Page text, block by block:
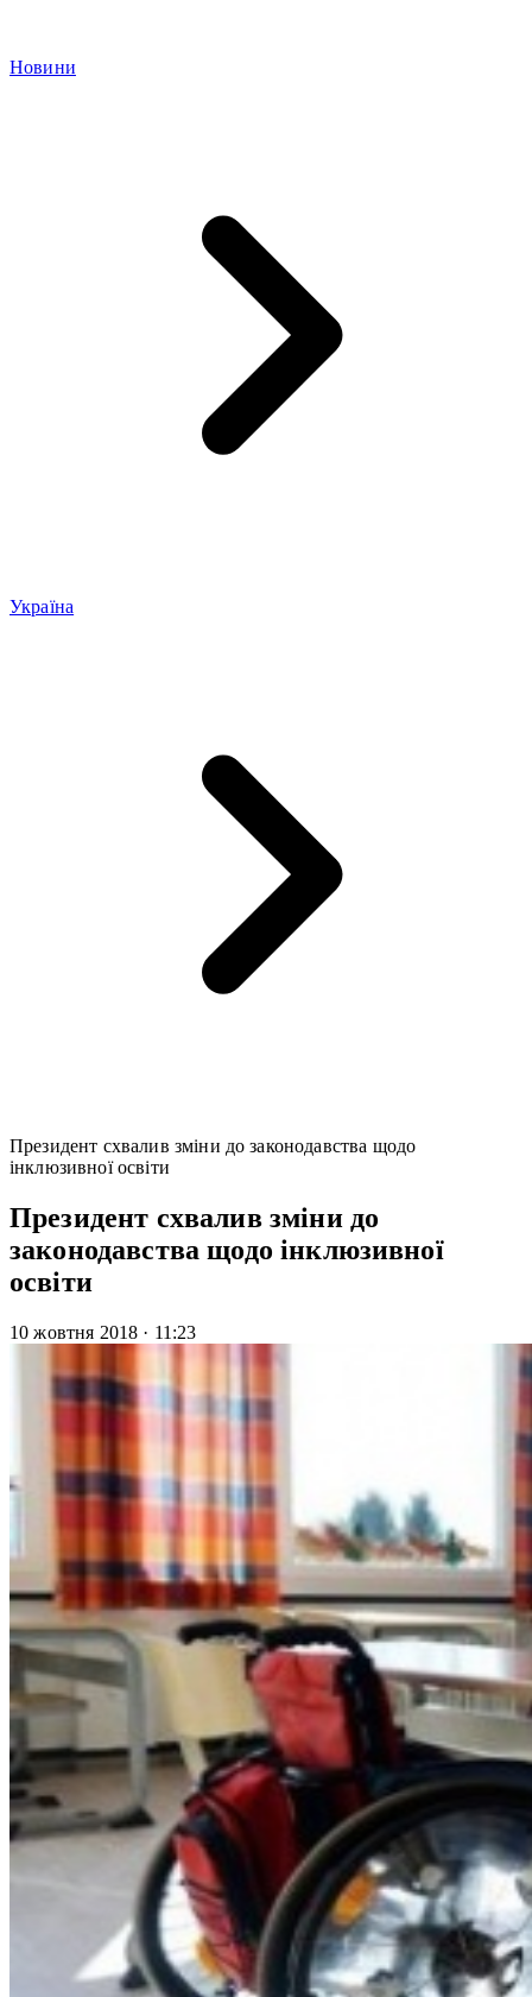
Новини
Україна
Президент схвалив зміни до законодавства щодо
інклюзивної освіти
Президент схвалив зміни до
законодавства щодо інклюзивної
освіти
10 жовтня 2018 · 11:23